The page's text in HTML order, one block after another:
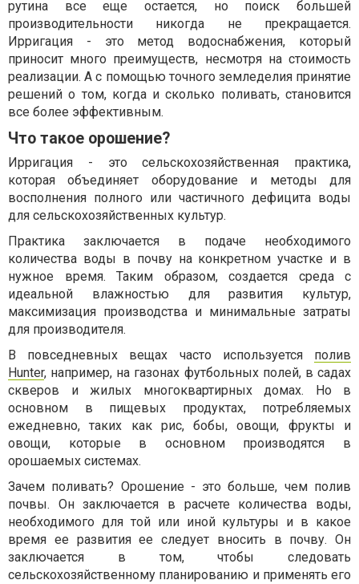
рутина все еще остается, но поиск большей
производительности никогда не прекращается.
Ирригация - это метод водоснабжения, который
приносит много преимуществ, несмотря на стоимость
реализации. А с помощью точного земледелия принятие
решений о том, когда и сколько поливать, становится
все более эффективным.
Что такое орошение?
Ирригация - это сельскохозяйственная практика,
которая объединяет оборудование и методы для
восполнения полного или частичного дефицита воды
для сельскохозяйственных культур.
Практика заключается в подаче необходимого
количества воды в почву на конкретном участке и в
нужное время. Таким образом, создается среда с
идеальной влажностью для развития культур,
максимизация производства и минимальные затраты
для производителя.
В повседневных вещах часто используется полив
Hunter, например, на газонах футбольных полей, в садах
скверов и жилых многоквартирных домах. Но в
основном в пищевых продуктах, потребляемых
ежедневно, таких как рис, бобы, овощи, фрукты и
овощи, которые в основном производятся в
орошаемых системах.
Зачем поливать? Орошение - это больше, чем полив
почвы. Он заключается в расчете количества воды,
необходимого для той или иной культуры и в какое
время ее развития ее следует вносить в почву. Он
заключается в том, чтобы следовать
сельскохозяйственному планированию и применять его